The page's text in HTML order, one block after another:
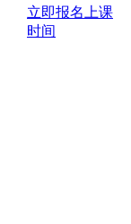
立即报名 上课
时间